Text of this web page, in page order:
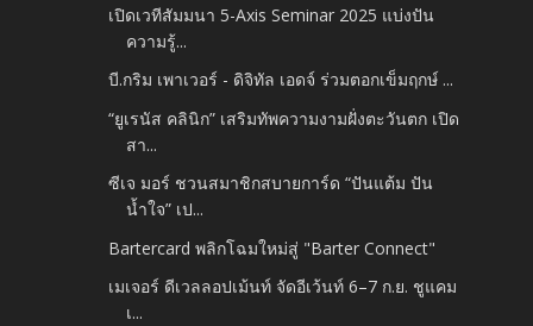
เปิดเวทีสัมมนา 5-Axis Seminar 2025 แบ่งปัน
ความรู้...
บี.กริม เพาเวอร์ -​ ดิจิทัล เอดจ์ ร่วมตอกเข็มฤกษ์ ...
“ยูเรนัส คลินิก” เสริมทัพความงามฝั่งตะวันตก เปิด
สา...
ซีเจ มอร์ ชวนสมาชิกสบายการ์ด “ปันแต้ม ปัน
น้ำใจ” เป...
Bartercard พลิกโฉมใหม่สู่ "Barter Connect"
เมเจอร์ ดีเวลลอปเม้นท์ จัดอีเว้นท์ 6–7 ก.ย. ชูแคม
เ...